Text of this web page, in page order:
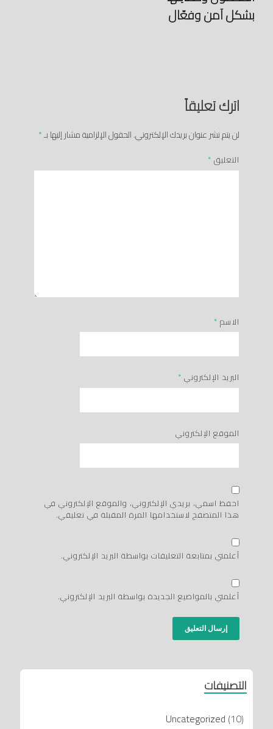
بشكل آمن وفعّال
اترك تعليقاً
لن يتم نشر عنوان بريدك الإلكتروني.الحقول الإلزامية مشار إليها بـ*
التعليق *
الاسم *
البريد الإلكتروني *
الموقع الإلكتروني
احفظ اسمي، بريدي الإلكتروني، والموقع الإلكتروني في
هذا المتصفح لاستخدامها المرة المقبلة في تعليقي.
أعلمني بمتابعة التعليقات بواسطة البريد الإلكتروني.
أعلمني بالمواضيع الجديدة بواسطة البريد الإلكتروني.
التصنيفات
Uncategorized (10)